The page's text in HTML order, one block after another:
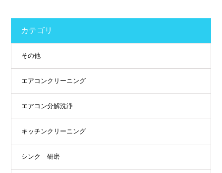
カテゴリ
その他
エアコンクリーニング
エアコン分解洗浄
キッチンクリーニング
シンク 研磨